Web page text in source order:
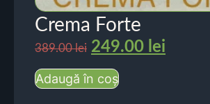
Crema Forte
389.00lei 249.00 lei
Adaugă în coș